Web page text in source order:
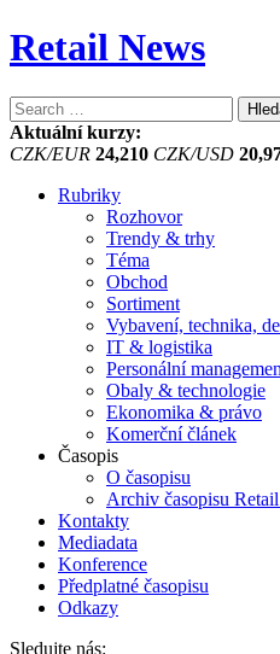
Retail News
Vyhledávání
Aktuální kurzy:
CZK/EUR 24,210 CZK/USD
Rubriky
Rozhovor
Trendy & trhy
Téma
Obchod
Sortiment
Vybavení, technika,
IT & logistika
Personální
Obaly & technologie
Ekonomika & právo
Komerční článek
Časopis
O časopisu
Archiv časopisu
Kontakty
Mediadata
Konference
Předplatné časopisu
Odkazy
Sledujte nás: